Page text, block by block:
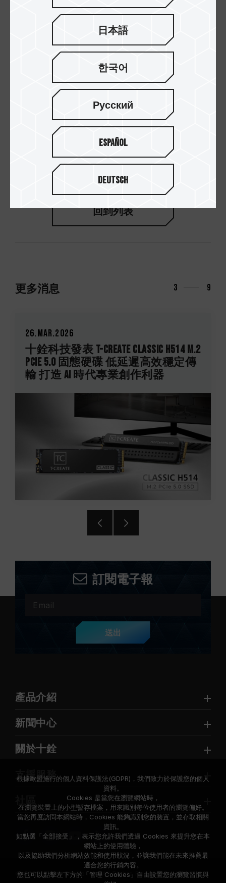
回到列表
更多消息 3 9
26.Mar.2026
十銓科技發表 T-CREATE CLASSIC H514 M.2
PCIe 5.0 固態硬碟 低延遲高效穩定傳
輸 打造 AI 時代專業創作利器
訂閱電子報
送出
產品介紹
新聞中心
關於十銓
支援服務
© 2026 Team Group Inc. All Rights Reserved.
日本語
한국어
Русский
Español
Deutsch
根據歐盟施行的個人資料保護法(GDPR)，我們致力於保護您的個人
資料。
Cookies 是當您在瀏覽網站時，
在瀏覽裝置上的小型暫存檔案，用來識別每位使用者的瀏覽偏好。
當您再度訪問本網站時，Cookies 能夠識別您的裝置，並存取相關
資訊。
如點選「全部接受」，表示您允許我們透過 Cookies 來提升您在本
網站上的使用體驗，
以及協助我們分析網站效能和使用狀況，並讓我們能在未來推薦最
適合您的行銷內容。
您也可以點擊左下方的「管理 Cookies」自由設置您的瀏覽習慣與